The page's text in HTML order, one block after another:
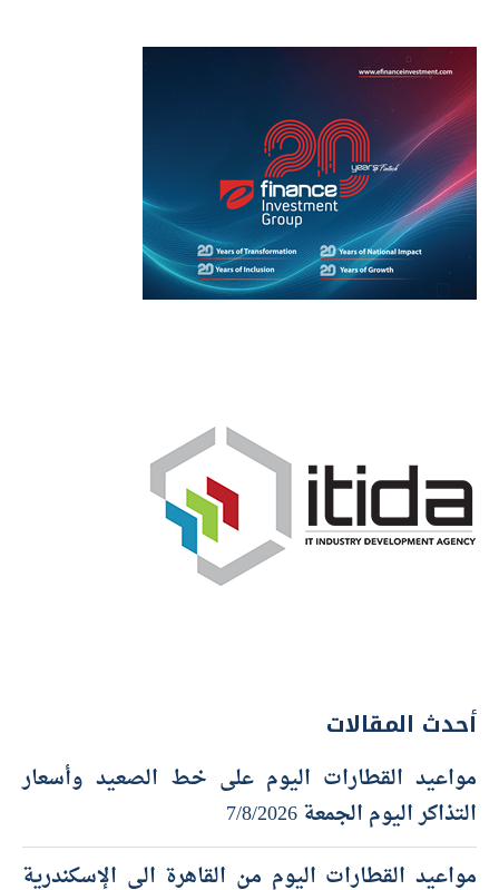
أحدث المقالات
مواعيد القطارات اليوم على خط الصعيد وأسعار
التذاكر اليوم الجمعة 7/8/2026
مواعيد القطارات اليوم من القاهرة الى الإسكندرية